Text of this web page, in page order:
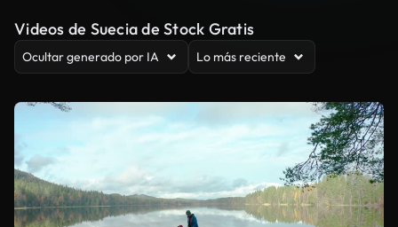
Videos de Suecia de Stock Gratis
Ocultar generado por IA Lo más reciente